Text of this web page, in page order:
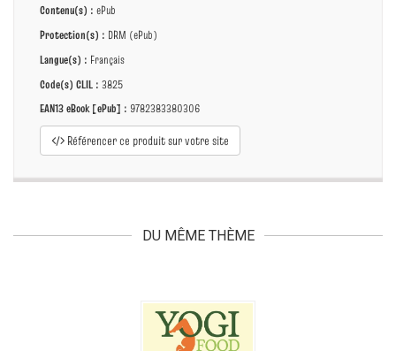
Contenu(s) : ePub
Protection(s) : DRM (ePub)
Langue(s) : Français
Code(s) CLIL : 3825
EAN13 eBook [ePub] : 9782383380306
Référencer ce produit sur votre site
DU MÊME THÈME